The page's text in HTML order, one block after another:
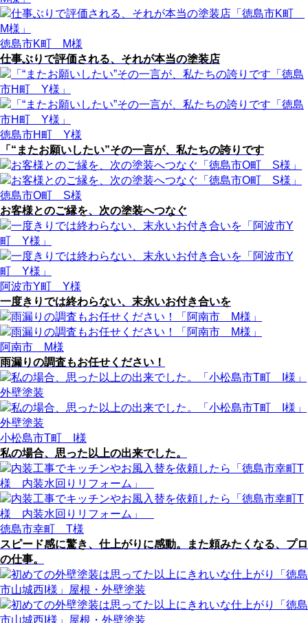
徳島市K町 M様
仕事ぶりで評価される、それが本当の塗装店
徳島市H町 Y様
「“またお願いしたい”その一言が、私たちの誇りです
徳島市O町 S様
お客様とのご縁を、次の塗装へつなぐ
阿波市Y町 Y様
一度きりでは終わらない、末永いお付き合いを
阿南市 M様
雨漏りの調査もお任せください！
小松島市T町 I様
私の場合、思った以上の出来でした。
徳島市幸町 T様
スピード感に驚き、仕上がりに感動。また頼みたくなる、プロ
の仕事。